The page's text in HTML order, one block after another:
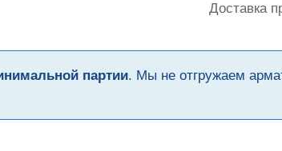
Доставка
партии. Мы не отгружаем